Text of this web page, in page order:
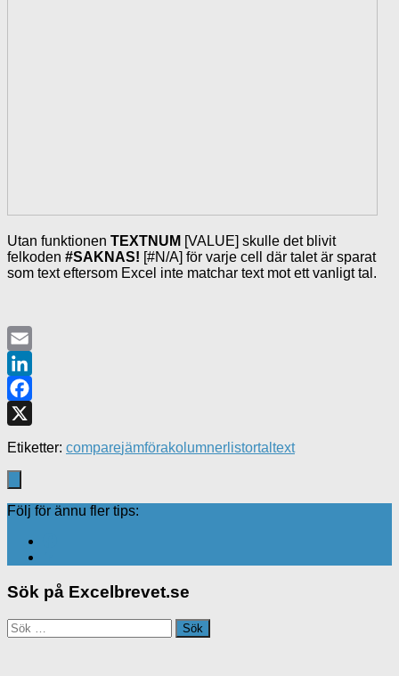
Utan funktionen TEXTNUM [VALUE] skulle det blivit
felkoden #SAKNAS! [#N/A] för varje cell där talet är sparat
som text eftersom Excel inte matchar text mot ett vanligt tal.
Email
LinkedIn
Facebook
Etiketter: comparejämförakolumner listortal text
Följ för ännu fler tips:
Sök på Excelbrevet.se
Sök
efter: